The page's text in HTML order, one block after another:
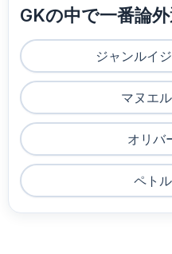
GKの中で一番論
ジャンルイ
マヌエ
オリバ
ペト